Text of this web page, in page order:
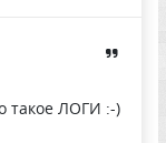
такое ЛОГИ :-)